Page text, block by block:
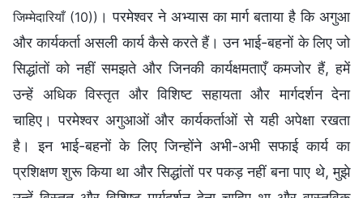
जिम्मेदारियाँ (10)) । परमेश्वर ने अभ्यास का मार्ग बताया है कि अगुआ
और कार्यकर्ता असली कार्य कैसे करते हैं। उन भाई-बहनों के लिए जो
सिद्धांतों को नहीं समझते और जिनकी कार्यक्षमताएँ कमजोर हैं, हमें
उन्हें अधिक विस्तृत और विशिष्ट सहायता और मार्गदर्शन देना
चाहिए। परमेश्वर अगुआओं और कार्यकर्ताओं से यही अपेक्षा रखता
है। इन भाई-बहनों के लिए जिन्होंने अभी-अभी सफाई कार्य का
प्रशिक्षण शुरू किया था और सिद्धांतों पर पकड़ नहीं बना पाए थे, मुझे